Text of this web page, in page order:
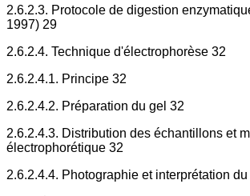
2.6.2.3. Protocole de digestion
1997) 29
2.6.2.4. Technique d'électrophorèse 32
2.6.2.4.1. Principe 32
2.6.2.4.2. Préparation du gel 32
2.6.2.4.3. Distribution des échantillons et
électrophorétique 32
2.6.2.4.4. Photographie et interprétation